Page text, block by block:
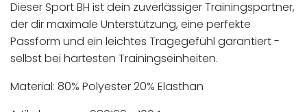
Dieser Sport BH ist dein zuverlässiger Trainingspartner,
der dir maximale Unterstützung, eine perfekte
Passform und ein leichtes Tragegefühl garantiert -
selbst bei härtesten Trainingseinheiten.
Material: 80% Polyester 20% Elasthan